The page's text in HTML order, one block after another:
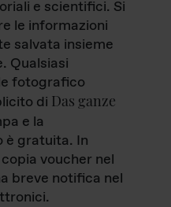
e scientifici. Si
le informazioni
salvata insieme
Qualsiasi
fotografico
di Das ganze
e la
è gratuita. In
voucher nel
breve notifica nel